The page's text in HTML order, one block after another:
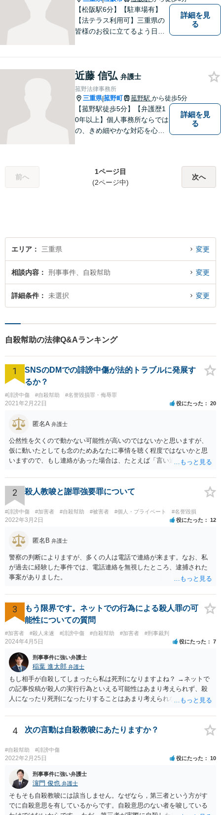
【松阪駅6分】【駐車場有】
【法テラス利用可】三重県の
皆様のお役に立てるよう日々
解決できる問題もありますの
で、 お気軽にご相談くださ
い。
詳細を見
る
近藤 信弘 弁護士
菰野法律事務所
三重県|菰野町 菰野駅 から徒歩5分
【菰野駅徒歩5分】【弁護歴1
0年以上】個人事務所ならでは
の、きめ細やかな対応を心が
行います！【完全個室】
詳細を見
る
前へ
1ページ目
(2ページ中)
次へ
エリア 三重県 変更
相談内容 刑事事件、自殺幇助 変更
詳細条件 未選択 変更
自殺幇助の法律Q&Aランキング
1
SNSのDMでの誹謗中傷が法的トラブルに発展す
るか？
#誹謗中傷 #自殺幇助 #名誉毀損罪・侮辱罪
2021年2月22日 役にたった 20
匿名A 弁護士
公然性を欠くので動かない可能性が高いのではないかと思いますが、
仮に動いたとしても念のためあなたに事情を聴く程度ではないかと思
いますので、もし連絡があった場合は、たとえば「言い過ぎた部分が
ジでのやりとりなので、公然性がないことが明らかなので、名誉毀損
や侮辱には当たらないと考えているが、相手は何らかの理由で公然性
があると言っているのか」と反省の意を示しつつ、なぜ警察が連絡し
てきたのか尋ねることが考えられます。
2 殺人教唆と謝罪強要罪について
#誹謗中傷 #加害者 #自殺幇助 #被害者 #個人・プライベート #名誉毀損
2022年3月2日 役にたった 12
匿名B 弁護士
警察の判断によりますが、多くの人は電話で連絡が来ます。なお、私
が過去に経験した事件では、電話連絡を無視したところ、逮捕された
事案がありました。
3
もう限界です。ネットでの行為による殺人罪の可
能性についての質問
#加害者 #殺人未遂 #誹謗中傷 #自殺幇助 #加害者 #刑事裁判
2024年4月5日 役にたった 7
刑事事件に強い弁護士
稲葉 進太郎 弁護士
もし相手が自殺してしまったら私は死刑になりますよね？ →ネットで
の記事投稿が殺人の実行行為といえる可能性はあまり考えられず、殺
人になったり死刑になったりすることはあまり考えられないように思
4 次の言動は自殺教唆にあたりますか？
#自殺幇助 #誹謗中傷
2022年2月25日 役にたった 10
刑事事件に強い弁護士
濵門 俊也 弁護士
そもそも自殺教唆には該当しません。なぜなら，第三者という方がす
でに自殺意思を有しているからです。自殺意思のない者を唆している